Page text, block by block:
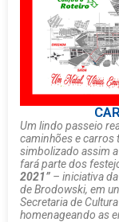
Um lindo passeio
caminhões e carros
simbolizado assim
fará parte dos
2021” – iniciativa
de Brodowski, em
Secretaria de
homenageando as